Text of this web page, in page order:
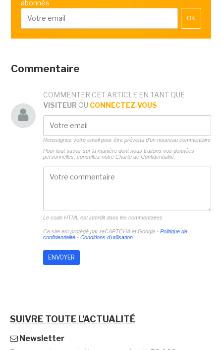
abonnés
OK
Commentaire
COMMENTER CET ARTICLE EN TANT QUE
VISITEUR OU CONNECTEZ-VOUS
Renseignez votre email pour être prévenu d'un nouveau commentaire
Pour tout savoir sur la manière dont nous traitons vos données
personnelles, consultez notre Charte de Confidentialité.
Le code HTML est interdit dans les commentaires
Ce site est protégé par reCAPTCHA et Google - Politique de
confidentialité- Conditions d'utilisation
SUIVRE TOUTE L'ACTUALITÉ
Newsletter